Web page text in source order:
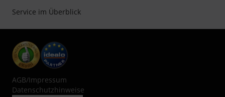
Service im Überblick
AGB/Impressum
Datenschutzhinweise